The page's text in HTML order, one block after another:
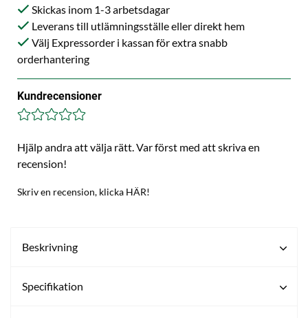
Skickas inom 1-3 arbetsdagar
Leverans till utlämningsställe eller direkt hem
Välj Expressorder i kassan för extra snabb
orderhantering
Kundrecensioner
Hjälp andra att välja rätt. Var först med att skriva en
recension!
Skriv en recension, klicka HÄR!
Beskrivning
Specifikation